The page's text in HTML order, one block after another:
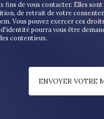
de vous contacter. Elles
de retrait de votre
Vous pouvez exercer ces
pourra vous être
contentieux.
ENVOYER VOTRE